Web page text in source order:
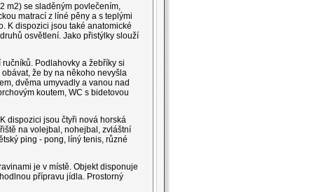
m2) se sladěným povlečením,
matrací z líné pěny a s teplými
K dispozici jsou také anatomické
osvětlení. Jako přistýlky slouží
Podlahovky a žebříky si
že by na někoho nevyšla
dvěma umyvadly a vanou nad
koutem, WC s bidetovou
dispozici jsou čtyři nová horská
na volejbal, nohejbal, zvláštní
ping - pong, líný tenis, různé
je v místě. Objekt disponuje
přípravu jídla. Prostorný